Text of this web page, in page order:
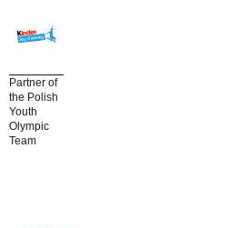
Partner of
the Polish
Youth
Olympic
Team